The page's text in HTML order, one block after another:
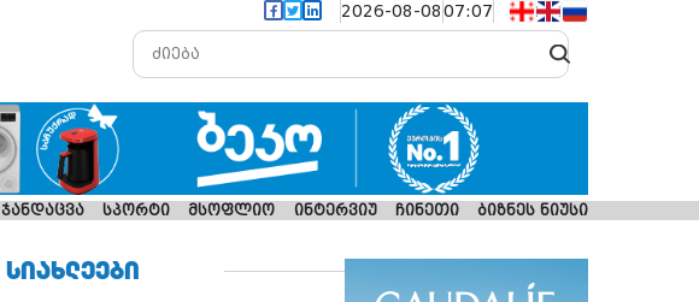
2026-08-0807:07
ჯანდაცვა სპორტი მსოფლიო ინტერვიუ ჩინეთი ბიზნეს ნიუსი
ᲡᲘᲐᲮᲚᲔᲔᲑᲘ